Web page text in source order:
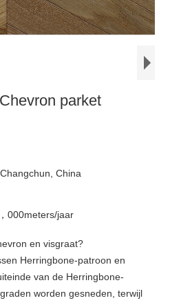
parket
Changchun, China
000meters/jaar
en visgraat?
Herringbone-patroon en
van de Herringbone-
worden gesneden, terwijl